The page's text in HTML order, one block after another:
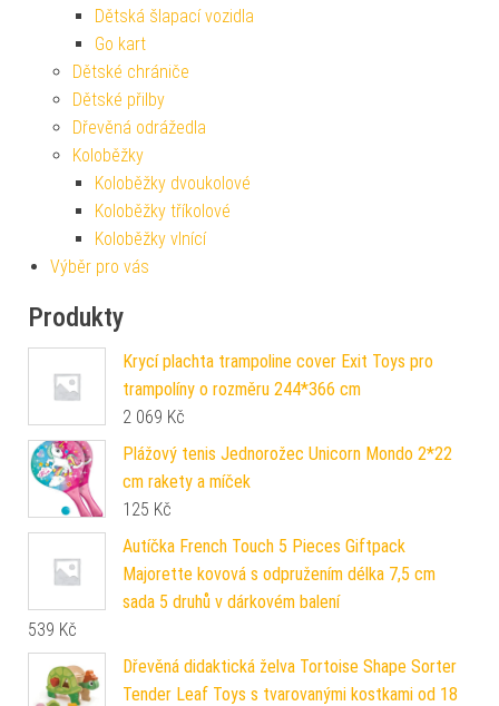
Dětská šlapací vozidla
Go kart
Dětské chrániče
Dětské přilby
Dřevěná odrážedla
Koloběžky
Koloběžky dvoukolové
Koloběžky tříkolové
Koloběžky vlnící
Výběr pro vás
Produkty
Krycí plachta trampoline cover Exit Toys pro
trampolíny o rozměru 244*366 cm
2 069 Kč
Plážový tenis Jednorožec Unicorn Mondo 2*22
cm rakety a míček
125 Kč
Autíčka French Touch 5 Pieces Giftpack
Majorette kovová s odpružením délka 7,5 cm
sada 5 druhů v dárkovém balení
539 Kč
Dřevěná didaktická želva Tortoise Shape Sorter
Tender Leaf Toys s tvarovanými kostkami od 18